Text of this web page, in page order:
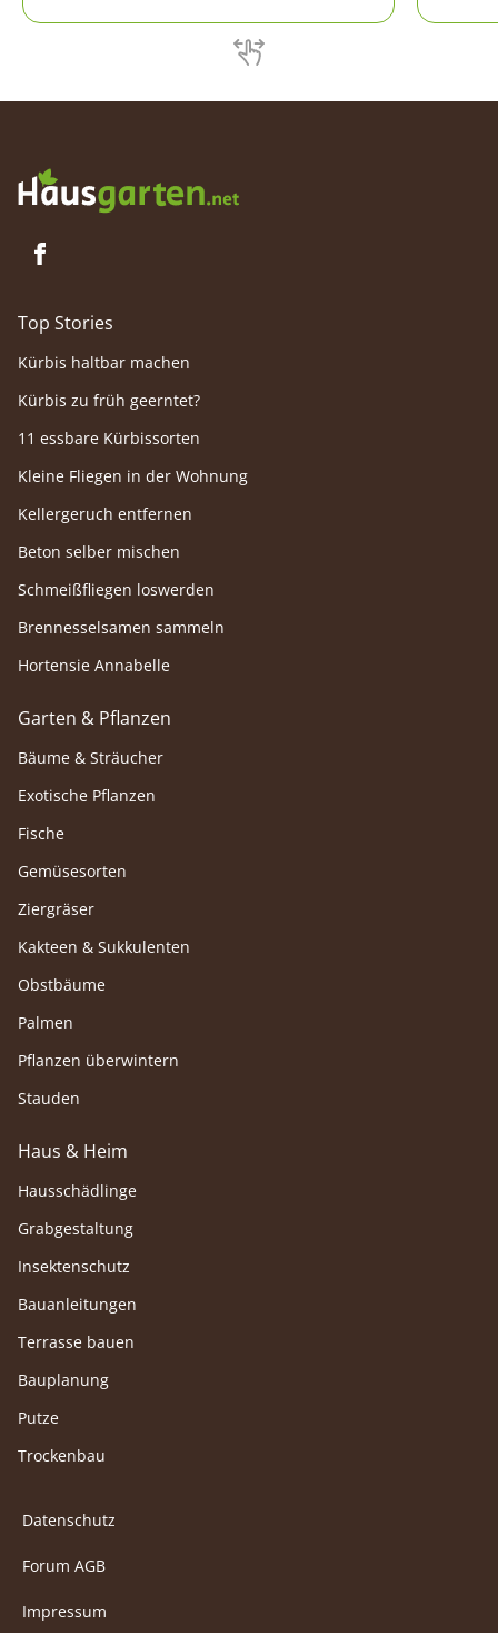
Top Stories
Kürbis haltbar machen
Kürbis zu früh geerntet?
11 essbare Kürbissorten
Kleine Fliegen in der Wohnung
Kellergeruch entfernen
Beton selber mischen
Schmeißfliegen loswerden
Brennesselsamen sammeln
Hortensie Annabelle
Garten & Pflanzen
Bäume & Sträucher
Exotische Pflanzen
Fische
Gemüsesorten
Ziergräser
Kakteen & Sukkulenten
Obstbäume
Palmen
Pflanzen überwintern
Stauden
Haus & Heim
Hausschädlinge
Grabgestaltung
Insektenschutz
Bauanleitungen
Terrasse bauen
Bauplanung
Putze
Trockenbau
Datenschutz
Forum AGB
Impressum